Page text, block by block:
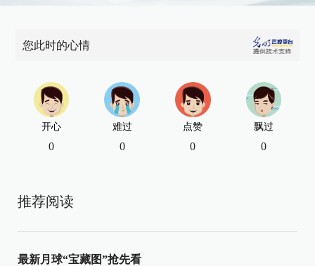
您此时的心情
开心
0
难过
0
点赞
0
飘过
0
推荐阅读
最新月球“宝藏图”抢先看